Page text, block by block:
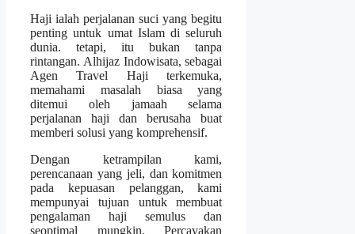
Haji ialah perjalanan suci yang begitu
penting untuk umat Islam di seluruh
dunia. tetapi, itu bukan tanpa
rintangan. Alhijaz Indowisata, sebagai
Agen Travel Haji terkemuka,
memahami masalah biasa yang
ditemui oleh jamaah selama
perjalanan haji dan berusaha buat
memberi solusi yang komprehensif.
Dengan ketrampilan kami,
perencanaan yang jeli, dan komitmen
pada kepuasan pelanggan, kami
mempunyai tujuan untuk membuat
pengalaman haji semulus dan
seoptimal mungkin. Percayakan